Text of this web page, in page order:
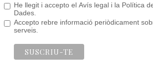
He llegit i accepto el Avís legal i la Política
Dades.
Accepto rebre informació periòdicament
serveis.